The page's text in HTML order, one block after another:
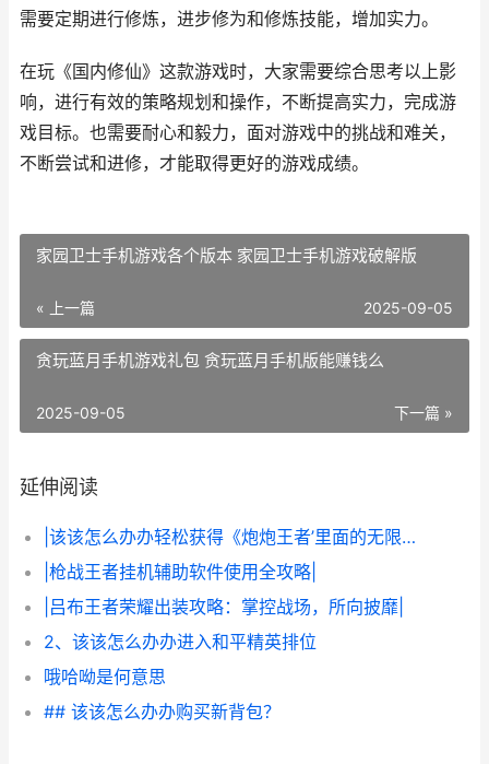
需要定期进行修炼，进步修为和修炼技能，增加实力。
在玩《国内修仙》这款游戏时，大家需要综合思考以上影
响，进行有效的策略规划和操作，不断提高实力，完成游
戏目标。也需要耐心和毅力，面对游戏中的挑战和难关，
不断尝试和进修，才能取得更好的游戏成绩。
家园卫士手机游戏各个版本 家园卫士手机游戏破解版
« 上一篇 2025-09-05
贪玩蓝月手机游戏礼包 贪玩蓝月手机版能赚钱么
下一篇 »
2025-09-05
延伸阅读
|该该怎么办办轻松获得《炮炮王者’里面的无限金币和星星|
|枪战王者挂机辅助软件使用全攻略|
|吕布王者荣耀出装攻略：掌控战场，所向披靡|
2、该该怎么办办进入和平精英排位
哦哈呦是何意思
## 该该怎么办办购买新背包？